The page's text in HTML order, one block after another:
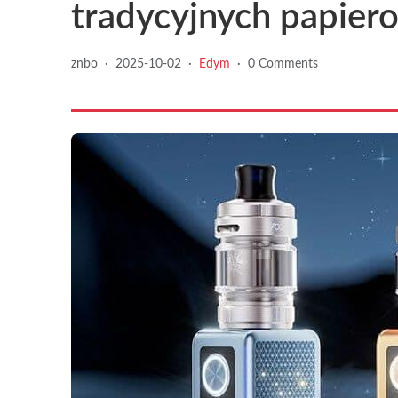
tradycyjnych
znbo · 2025-10-02 · Edym · 0 Comments